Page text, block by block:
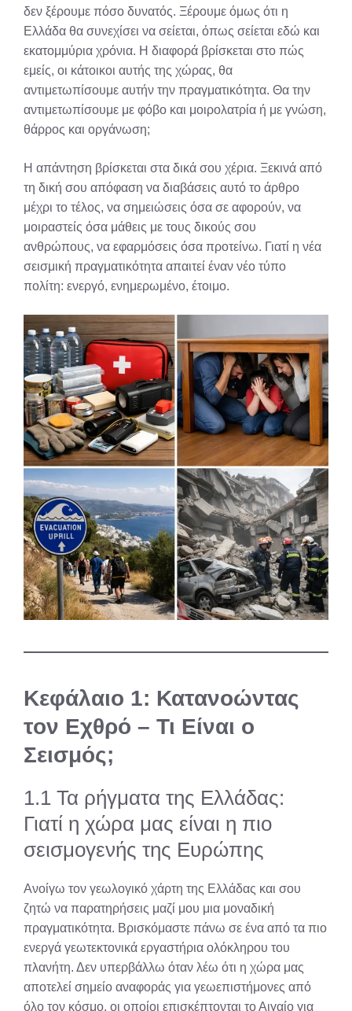
δεν ξέρουμε πόσο δυνατός. Ξέρουμε όμως ότι η
Ελλάδα θα συνεχίσει να σείεται, όπως σείεται εδώ και
εκατομμύρια χρόνια. Η διαφορά βρίσκεται στο πώς
εμείς, οι κάτοικοι αυτής της χώρας, θα
αντιμετωπίσουμε αυτήν την πραγματικότητα. Θα την
αντιμετωπίσουμε με φόβο και μοιρολατρία ή με γνώση,
θάρρος και οργάνωση;
Η απάντηση βρίσκεται στα δικά σου χέρια. Ξεκινά από
τη δική σου απόφαση να διαβάσεις αυτό το άρθρο
μέχρι το τέλος, να σημειώσεις όσα σε αφορούν, να
μοιραστείς όσα μάθεις με τους δικούς σου
ανθρώπους, να εφαρμόσεις όσα προτείνω. Γιατί η νέα
σεισμική πραγματικότητα απαιτεί έναν νέο τύπο
πολίτη: ενεργό, ενημερωμένο, έτοιμο.
Κεφάλαιο 1: Κατανοώντας
τον Εχθρό – Τι Είναι ο
Σεισμός;
1.1 Τα ρήγματα της Ελλάδας:
Γιατί η χώρα μας είναι η πιο
σεισμογενής της Ευρώπης
Ανοίγω τον γεωλογικό χάρτη της Ελλάδας και σου
ζητώ να παρατηρήσεις μαζί μου μια μοναδική
πραγματικότητα. Βρισκόμαστε πάνω σε ένα από τα πιο
ενεργά γεωτεκτονικά εργαστήρια ολόκληρου του
πλανήτη. Δεν υπερβάλλω όταν λέω ότι η χώρα μας
αποτελεί σημείο αναφοράς για γεωεπιστήμονες από
όλο τον κόσμο, οι οποίοι επισκέπτονται το Αιγαίο για